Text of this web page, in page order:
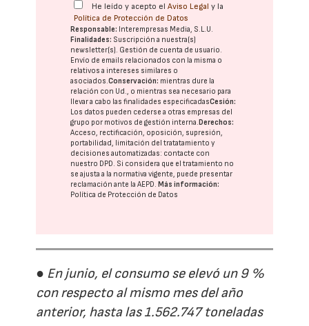
He leído y acepto elAviso Legal y la
Política de Protección de Datos
Responsable: Interempresas Media, S.L.U.
Finalidades: Suscripción a nuestra(s)
newsletter(s). Gestión de cuenta de usuario.
Envío de emails relacionados con la misma o
relativos a intereses similares o
asociados.Conservación: mientras dure la
relación con Ud., o mientras sea necesario para
llevar a cabo las finalidades especificadasCesión:
Los datos pueden cederse a otras empresas del
grupo por motivos de gestión interna.Derechos:
Acceso, rectificación, oposición, supresión,
portabilidad, limitación del tratatamiento y
decisiones automatizadas: contacte con
nuestro DPD . Si considera que el tratamiento no
se ajusta a la normativa vigente, puede presentar
reclamación ante laAEPD .Más información:
Política de Protección de Datos
● En junio, el consumo se elevó un 9 %
con respecto al mismo mes del año
anterior, hasta las 1.562.747 toneladas